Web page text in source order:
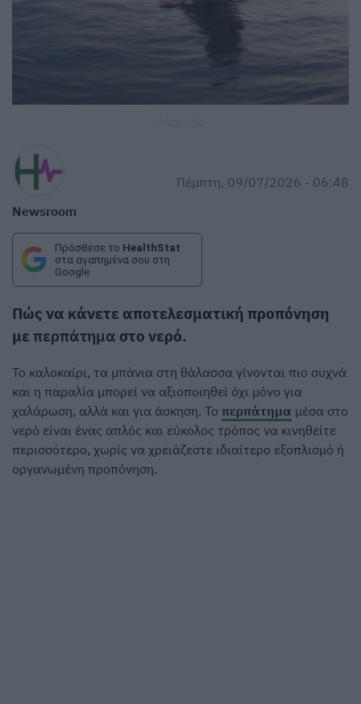
Newsroom
Πέμπτη, 09/07/2026 - 06:48
Πρόσθεσε το HealthStat
στα αγαπημένα σου στη
Google
Πώς να κάνετε αποτελεσματική προπόνηση
με περπάτημα στο νερό.
Το καλοκαίρι, τα μπάνια στη θάλασσα γίνονται πιο συχνά
και η παραλία μπορεί να αξιοποιηθεί όχι μόνο για
χαλάρωση, αλλά και για άσκηση. Το περπάτημα μέσα στο
νερό είναι ένας απλός και εύκολος τρόπος να κινηθείτε
περισσότερο, χωρίς να χρειάζεστε ιδιαίτερο εξοπλισμό ή
οργανωμένη προπόνηση.